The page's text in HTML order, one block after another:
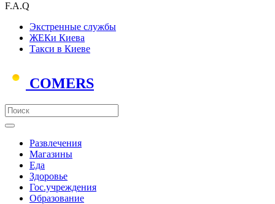
F.A.Q
Экстренные службы
ЖЕКи Киева
Такси в Киеве
COMERS
Развлечения
Магазины
Еда
Здоровье
Гос.учреждения
Образование